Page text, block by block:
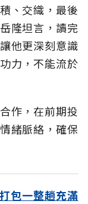
、交織，最後
隆坦言，讀完
他更深刻意識
力，不能流於
作，在前期投
緒脈絡，確保
包一整趟充滿